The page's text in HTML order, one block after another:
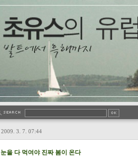
2009. 3. 7. 07:44
눈을 다 먹여야 진짜 봄이 온다